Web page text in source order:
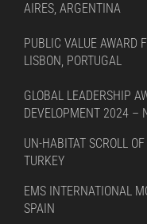
AIRES, ARGENTINA
PUBLIC VALUE AWARD
LISBON, PORTUGAL
GLOBAL LEADERSHIP
DEVELOPMENT 2024 –
UN-HABITAT SCROLL
TURKEY
EMS INTERNATIONAL
SPAIN